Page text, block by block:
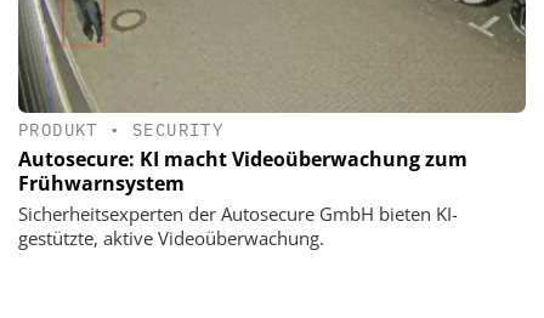
PRODUKT • SECURITY
Autosecure: KI macht Videoüberwachung zum
Frühwarnsystem
Sicherheitsexperten der Autosecure GmbH bieten KI-
gestützte, aktive Videoüberwachung.